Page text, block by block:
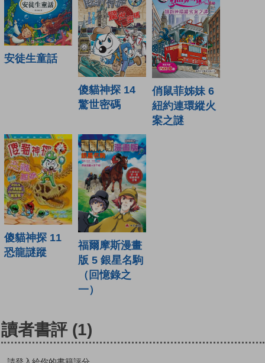
安徒生童話
傻貓神探 14
驚世密碼
俏鼠菲姊妹 6
紐約連環縱火
案之謎
傻貓神探 11
恐龍謎蹤
福爾摩斯漫畫
版 5 銀星名駒
（回憶錄之
一）
讀者書評 (1)